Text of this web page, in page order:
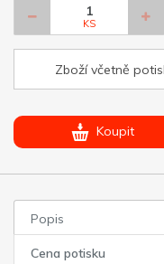
KS
Zboží včetně
Koupit
Popis
Cena potisku